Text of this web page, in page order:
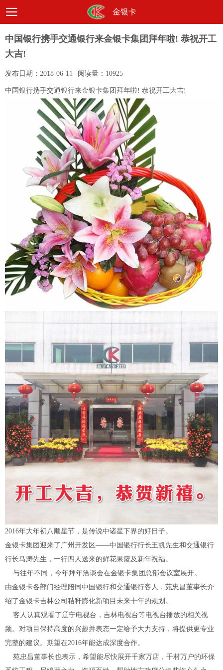
金银卡
中国银行携手交通银行来金银卡集团拜年啦! 恭祝开工
大吉!
发布日期： 2018-06-11 阅读量： 10925
中国银行携手交通银行来金银卡集团拜年啦! 恭祝开工大吉!
2016年大年初八顺星节，是传说中诸星下界的好日子。
金银卡集团迎来了广州开发区——中国银行行长王凯先生和交通银行
行长马涛先生，一行四人送来的鲜花果篮及新年祝福。
与往年不同，今年拜年洽谈会在金银卡集团总部会议室展开。
由金银卡各部门经理陪同中国银行和交通银行客人，苑忠昌董事长介
绍了金银卡吉林公司秸秆膨化新项目未来十年的规划。
客人认真观看了辽宁电视台，吉林电视台等电视台播放的相关视
频。对项目保持高度的兴趣并表态一定给予大力支持，将提供更专业
完整的建议。期望在2016年能达成深度合作。
苑忠昌董事长也表示，希望能尽快展开千家万店，千村万户的环保